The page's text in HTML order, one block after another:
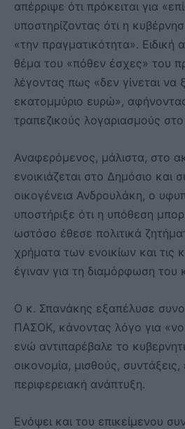
απέρριψε ότι πρόκειται για
υποστηρίζοντας ότι η
«την πραγματικότητα».
θέμα του «πόθεν έσχες» του
λέγοντας πως «δεν γίνεται να
εκατομμύριο ευρώ»,
τραπεζικούς λογαριασμούς
Αναφερόμενος, μάλιστα, στο
ενοικιάζεται στο Δημόσιο και
οικογένεια Ανδρουλάκη, ο
υποστήριξε ότι η υπόθεση
ωστόσο έθεσε πολιτικά
χρήματα των ενοικίων και τις
έγιναν για τη διαμόρφωση του
Ο κ. Σπανάκης εξαπέλυσε
ΠΑΣΟΚ, κάνοντας λόγο για
ενώ αντιπαρέβαλε το
οικονομία, μισθούς, συντάξεις,
περιφερειακή ανάπτυξη.
Ενόψει και του επικείμενου